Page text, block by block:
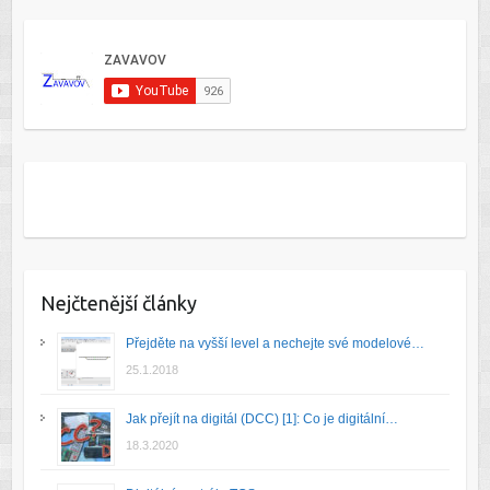
Nejčtenější články
Přejděte na vyšší level a nechejte své modelové…
25.1.2018
Jak přejít na digitál (DCC) [1]: Co je digitální…
18.3.2020